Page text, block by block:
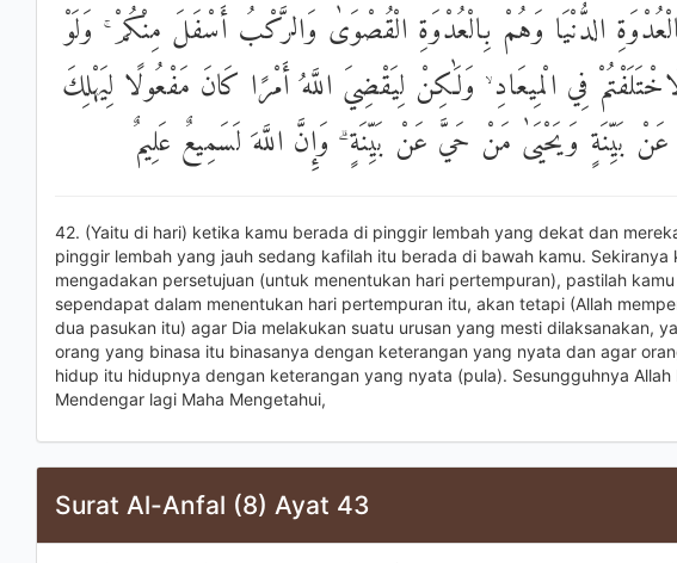
الدُّنْيَا وَهُمْ بِالْعُدْوَةِ الْقُصْوَىٰ وَالرَّكْبُ أَسْفَلَ مِنْكُمْ ۚ وَلَوْ
فِي الْمِيعَادِ ۙ وَلَٰكِنْ لِيَقْضِيَ اللَّهُ أَمْرًا كَانَ مَفْعُولًا لِيَهْلِكَ
بَيِّنَةٍ وَيَحْيَىٰ مَنْ حَيَّ عَنْ بَيِّنَةٍ ۗ وَإِنَّ اللَّهَ لَسَمِيعٌ عَلِيمٌ
42. (Yaitu di hari) ketika kamu berada di pinggir lembah yang dekat dan
pinggir lembah yang jauh sedang kafilah itu berada di bawah kamu. Sekiranya
mengadakan persetujuan (untuk menentukan hari pertempuran), pastilah
sependapat dalam menentukan hari pertempuran itu, akan tetapi (Allah
dua pasukan itu) agar Dia melakukan suatu urusan yang mesti dilaksanakan,
orang yang binasa itu binasanya dengan keterangan yang nyata dan agar
hidup itu hidupnya dengan keterangan yang nyata (pula). Sesungguhnya Allah
Mendengar lagi Maha Mengetahui,
Surat Al-Anfal (8) Ayat 43